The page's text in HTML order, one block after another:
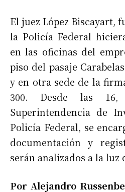
El juez López Biscayart,
la Policía Federal
en las oficinas del
piso del pasaje
y en otra sede de la
300. Desde las
Superintendencia de
Policía Federal, se
documentación y
serán analizados a la luz
Por Alejandro